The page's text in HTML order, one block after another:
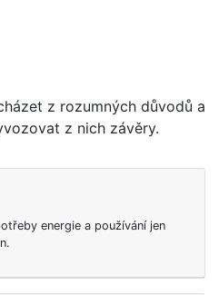
z rozumných důvodů a
z nich závěry.
energie a používání jen